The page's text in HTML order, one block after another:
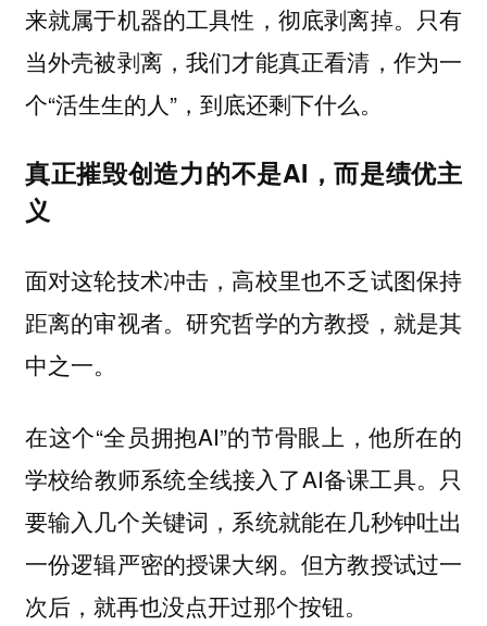
来就属于机器的工具性，彻底剥离掉。 只有
当外壳被剥离，我们才能真正看清，作为一
个“活生生的人”，到底还剩下什么。
真正摧毁创造力的不是AI，而是绩优主
义
面对这轮技术冲击，高校里也不乏试图保持
距离的审视者。研究哲学的方教授，就是其
中之一。
在这个“全员拥抱AI”的节骨眼上，他所在的
学校给教师系统全线接入了AI备课工具。只
要输入几个关键词，系统就能在几秒钟吐出
一份逻辑严密的授课大纲。但方教授试过一
次后，就再也没点开过那个按钮。